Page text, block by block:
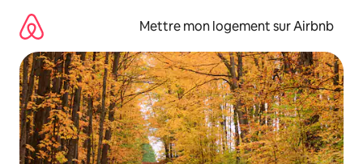
directement
contenu
Mettre mon logement sur Airbnb